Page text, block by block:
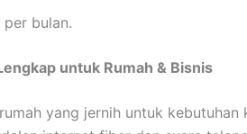
per bulan.
untuk Rumah & Bisnis
yang jernih untuk kebutuhan